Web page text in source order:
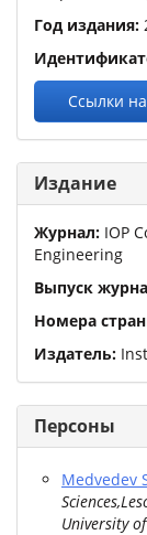
Год издания:
Ссылки
Издание
Журнал: IOP
Engineering
Выпуск
Номера
Издатель:
Персоны
Medvedev
University